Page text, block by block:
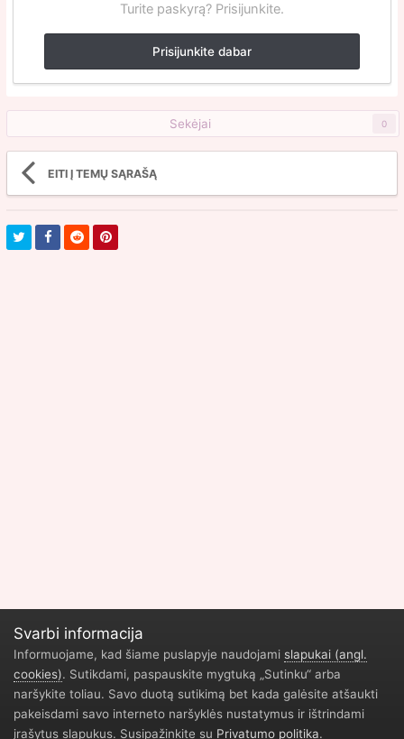
Turite paskyrą? Prisijunkite.
Prisijunkite dabar
Sekėjai 0
EITI Į TEMŲ SĄRAŠĄ
Privatumo politika Geliu parduotuve Vilnius
Durų restauravimas
Žaidimų naujienos
Svarbi informacija
Informuojame, kad šiame puslapyje naudojami slapukai (angl.
cookies). Sutikdami, paspauskite mygtuką „Sutinku“ arba
naršykite toliau. Savo duotą sutikimą bet kada galėsite atšaukti
pakeisdami savo interneto naršyklės nustatymus ir ištrindami
įrašytus slapukus. Susipažinkite su Privatumo politika.